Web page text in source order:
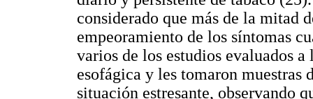
considerado que más de la mitad
empeoramiento de los síntomas
varios de los estudios evaluados
esofágica y les tomaron muestras
situación estresante, observando